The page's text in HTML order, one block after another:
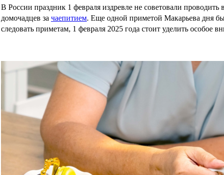
В России праздник 1 февраля издревле не советовали проводить
домочадцев за чаепитием. Еще одной приметой Макарьева дня
следовать приметам, 1 февраля 2025 года стоит уделить особое